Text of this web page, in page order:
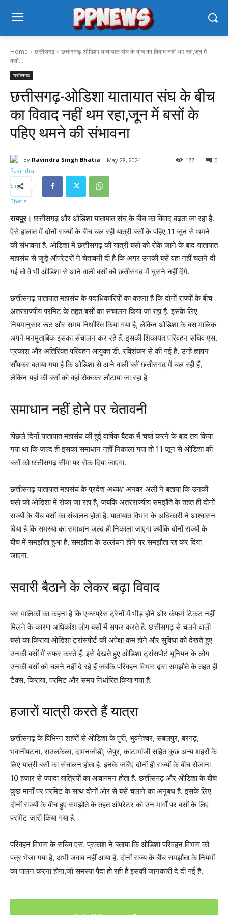
Home छत्तीसगढ़
छत्तीसगढ़-ओडिशा यातायात संघ के बीच का विवाद नहीं थम रहा,जून में
बसों...
छत्तीसगढ़
छत्तीसगढ़-ओडिशा यातायात संघ के बीच
का विवाद नहीं थम रहा,जून में बसों के
पहिए थमने की संभावना
By Ravindra Singh Bhatia May 28, 2024 0
177
रायपुर। छत्तीसगढ़ और ओडिशा यातायात संघ के बीच का विवाद बढ़ता जा रहा है.
ऐसे हालात में दोनों राज्यों के बीच चल रही यात्री बसों के पहिए 11 जून से थमने
की संभावना है. ओडिशा में छत्तीसगढ़ की यात्री बसों को रोके जाने के बाद यातायात
महासंघ से जुड़े ऑपरेटरों ने चेतावनी दी है कि अगर उनकी बसें वहां नहीं चलने दी
गई तो वे भी ओडिशा से आने वाली बसों को छत्तीसगढ़ में घुसने नहीं देंगे.
छत्तीसगढ़ यातायात महासंघ के पदाधिकारियों का कहना है कि दोनों राज्यों के बीच
अंतरराज्यीय परमिट के तहत बसों का संचालन किया जा रहा है. इसके लिए
नियमानुसार रूट और समय निर्धारित किया गया है, लेकिन ओडिशा के बस मालिक
अपने मनमुताबिक इसका संचालन कर रहे हैं. इसकी शिकायत परिवहन सचिव एस.
प्रकाश और अतिरिक्त परिवहन आयुक्त डी. रविशंकर से की गई है. उन्हें ज्ञापन
सौंपकर बताया गया है कि ओडिशा से आने वाली बसें छत्तीसगढ़ में चल रही हैं,
लेकिन यहां की बसों को वहां रोककर लौटाया जा रहा है
समाधान नहीं होने पर चेतावनी
पिछले दिनों यातायात महासंघ की हुई वार्षिक बैठक में चर्चा करने के बाद तय किया
गया था कि जल्द ही इसका समाधान नहीं निकाला गया तो 11 जून से ओडिशा की
बसों को छत्तीसगढ़ सीमा पर रोक दिया जाएगा.
छत्तीसगढ़ यातायात महासंघ के प्रदेश अध्यक्ष अनवर अली ने बताया कि उनकी
बसों को ओडिशा में रोका जा रहा है, जबकि अंतरराज्यीय समझौते के तहत ही दोनों
राज्यों के बीच बसों का संचालन होता है. यातायात विभाग के अधिकारी ने आश्वासन
दिया है कि समस्या का समाधान जल्द ही निकाला जाएगा क्योंकि दोनों राज्यों के
बीच में समझौता हुआ है. समझौता के उल्लंघन होने पर समझौता रद्द कर दिया
जाएगा.
सवारी बैठाने के लेकर बढ़ा विवाद
बस मालिकों का कहना है कि एक्सप्रेस ट्रेनों में भीड़ होने और कंफर्म टिकट नहीं
मिलने के कारण अधिकांश लोग बसों में सफर करते है. छत्तीसगढ़ से चलने वाली
बसों का किराया ओडिशा ट्रांसपोर्ट की अपेक्षा कम होने और सुविधा को देखते हुए
उनकी बसों में सफर करते हैं. इसे देखते हुए ओडिशा ट्रांसपोर्ट यूनियन के लोग
उनकी बसों को चलने नहीं दे रहे हैं जबकि परिवहन विभाग द्वारा समझौते के तहत ही
टैक्स, किराया, परमिट और समय निर्धारित किया गया है.
हजारों यात्री करते हैं यात्रा
छत्तीसगढ़ के विभिन्न शहरों से ओडिशा के पुरी, भुवनेश्वर, संबलपुर, बरगढ़,
भवानीपटना, राउलकेला, दामनजोड़ी, जैपुर, काटाभांजी सहित कुछ अन्य शहरों के
लिए यात्री बसों का संचालन होता है. इनके जरिए दोनों ही राज्यों के बीच रोजाना
10 हजार से ज्यादा यात्रियों का आवागमन होता है. छत्तीसगढ़ और ओडिशा के बीच
कुछ मार्गों पर परमिट के साथ दोनों ओर से बसें चलाने का अनुबंध है. इसके लिए
दोनों राज्यों के बीच हुए समझौते के तहत ऑपरेटर को उन मार्गों पर बसों के लिए
परमिट जारी किया गया है.
परिवहन विभाग के सचिव एस. प्रकाश ने बताया कि ओडिशा परिवहन विभाग को
पत्र भेजा गया है, अभी जवाब नहीं आया है. दोनों राज्य के बीच समझौता के नियमों
का पालन करना होगा,जो समस्या पैदा हो रही है इसकी जानकारी दे दी गई है.